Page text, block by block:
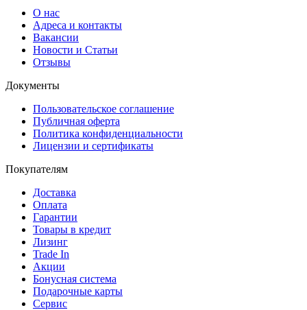
О нас
Адреса и контакты
Вакансии
Новости и Статьи
Отзывы
Документы
Пользовательское соглашение
Публичная оферта
Политика конфиденциальности
Лицензии и сертификаты
Покупателям
Доставка
Оплата
Гарантии
Товары в кредит
Лизинг
Trade In
Акции
Бонусная система
Подарочные карты
Сервис